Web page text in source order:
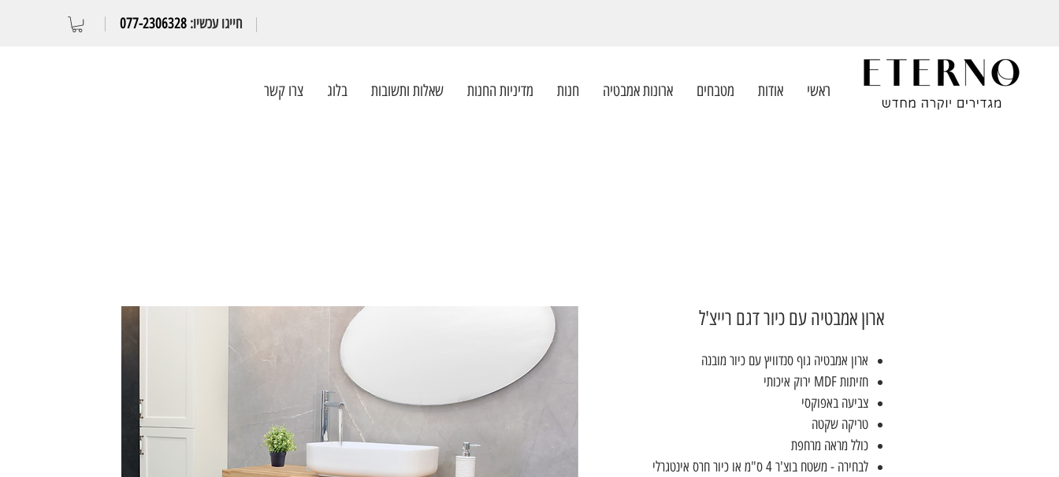
חייגו עכשיו: 077-2306328
ראשי אודות מטבחים ארונות אמבטיה חנות מדיניות החנות שאלות ותשובות בלוג צרו קשר
ארון אמבטיה עם כיור דגם רייצ'ל
ארון אמבטיה גוף סנדוויץ עם כיור מובנה
חזיתות MDF ירוק איכותי
צביעה באפוקסי
טריקה שקטה
כולל מראה מרחפת
לבחירה - משטח בוצ'ר 4 ס"מ או כיור חרס אינטגרלי